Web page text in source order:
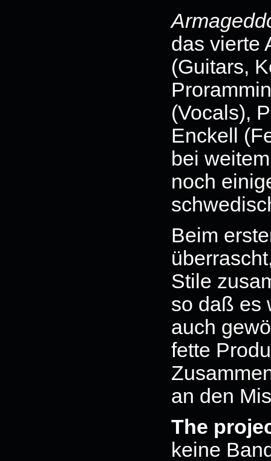
das vierte
(Guitars,
(Vocals),
Enckell
bei
noch
Beim
Stile
so daß es
auch
fette
an den
The
keine